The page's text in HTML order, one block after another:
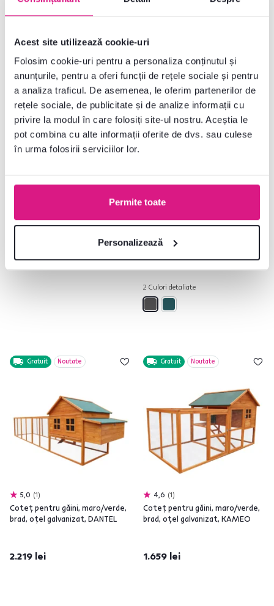
Acest site utilizează cookie-uri
Folosim cookie-uri pentru a personaliza conținutul și
anunțurile, pentru a oferi funcții de rețele sociale și pentru
a analiza traficul. De asemenea, le oferim partenerilor de
rețele sociale, de publicitate și de analize informații cu
privire la modul în care folosiți site-ul nostru. Aceștia le
pot combina cu alte informații oferite de dvs. sau culese
în urma folosirii serviciilor lor.
Permite toate
Personalizează
4,4 3
DOGNY TIP 2
4,1 17
191,5x125x100 cm, antracit,
DOGNY TYP 5
1.279 lei
2 Culori detaliate
Gratuit Noutate
5,0 1
Coteţ pentru găini, maro/verde,
brad, oţel galvanizat, DANTEL
2.219 lei
Gratuit Noutate
4,6 1
Coteţ pentru găini, maro/verde,
brad, oţel galvanizat, KAMEO
1.659 lei